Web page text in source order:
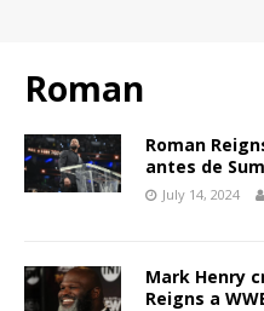
Roman
Roman
antes de
July 14, 2024
Mark Henry
Reigns a